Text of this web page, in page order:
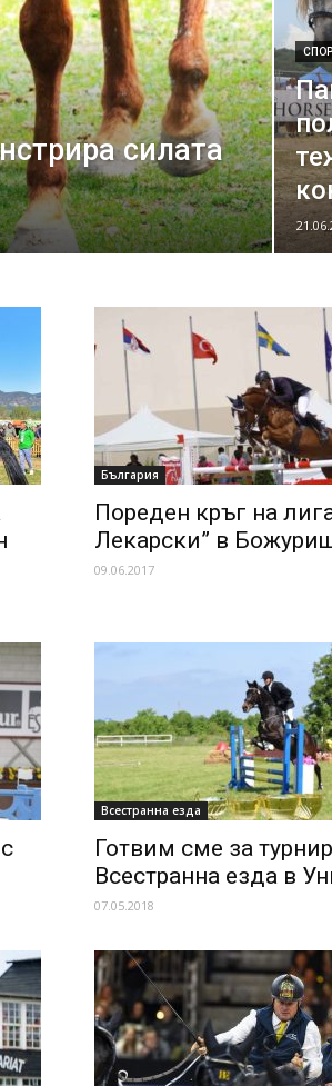
силата
България
Пореден кръг на
Лекарски” в
09.06.2017
Всестранна езда
Готвим сме за
Всестранна езда в
07.05.2018